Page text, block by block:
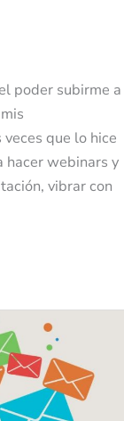
poder subirme a
que lo hice
hacer webinars y
vibrar con